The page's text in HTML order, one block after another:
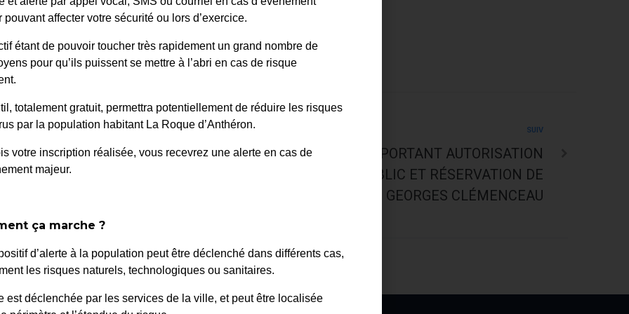
DE
L’OLIVIER
DE LA BAUME
SUIV
209/26 – ARRÊTÉ PORTANT AUTORISATION
D’OCCUPATION DU DOMAINE PUBLIC ET RÉSERVATION DE
STATIONNEMENT – 21 RUE GEORGES CLÉMENCEAU
pouvant affecter votre sécurité ou lors d’exercice.
étant de pouvoir toucher très rapidement un grand nombre de
pour qu’ils puissent se mettre à l’abri en cas de risque
totalement gratuit, permettra potentiellement de réduire les risques
par la population habitant La Roque d’Anthéron.
votre inscription réalisée, vous recevrez une alerte en cas de
majeur.
ça marche ?
d’alerte à la population peut être déclenché dans différents cas,
les risques naturels, technologiques ou sanitaires.
est déclenchée par les services de la ville, et peut être localisée